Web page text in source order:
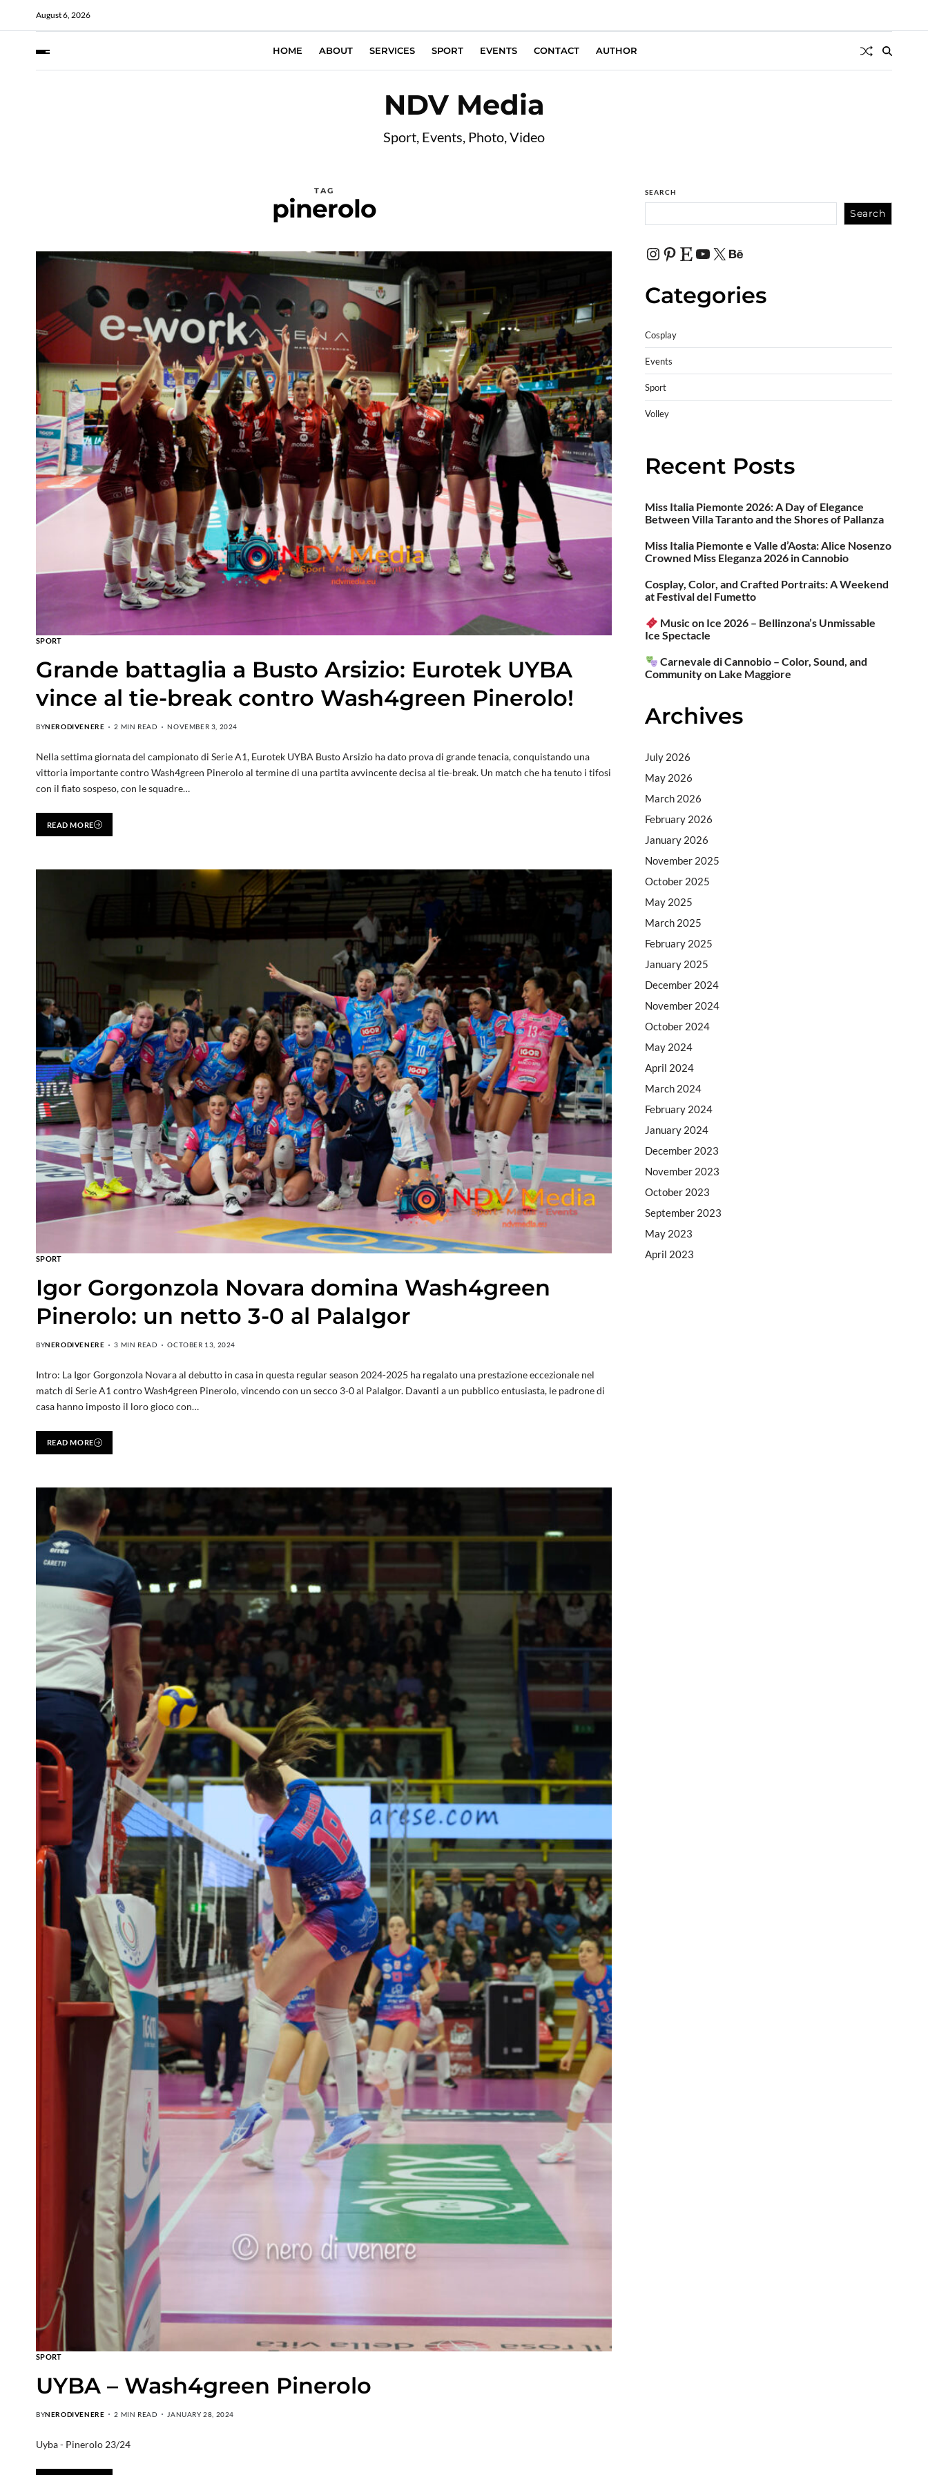
August 6, 2026
HOME ABOUT SERVICES SPORT EVENTS CONTACT AUTHOR
NDV Media
Sport, Events, Photo, Video
TAG
pinerolo
SPORT
Grande battaglia a Busto Arsizio: Eurotek UYBA
vince al tie-break contro Wash4green Pinerolo!
BYNERODIVENERE 2 MIN READ NOVEMBER 3, 2024
Nella settima giornata del campionato di Serie A1, Eurotek UYBA Busto Arsizio ha dato prova di grande tenacia, conquistando una
vittoria importante contro Wash4green Pinerolo al termine di una partita avvincente decisa al tie-break. Un match che ha tenuto i tifosi
con il fiato sospeso, con le squadre…
READ MORE
SPORT
Igor Gorgonzola Novara domina Wash4green
Pinerolo: un netto 3-0 al PalaIgor
BYNERODIVENERE 3 MIN READ OCTOBER 13, 2024
Intro: La Igor Gorgonzola Novara al debutto in casa in questa regular season 2024-2025 ha regalato una prestazione eccezionale nel
match di Serie A1 contro Wash4green Pinerolo, vincendo con un secco 3-0 al PalaIgor. Davanti a un pubblico entusiasta, le padrone di
casa hanno imposto il loro gioco con…
READ MORE
SPORT
UYBA – Wash4green Pinerolo
BYNERODIVENERE 2 MIN READ JANUARY 28, 2024
Uyba - Pinerolo 23/24
SEARCH
Search
Categories
Cosplay
Events
Sport
Volley
Recent Posts
Miss Italia Piemonte 2026: A Day of Elegance
Between Villa Taranto and the Shores of Pallanza
Miss Italia Piemonte e Valle d’Aosta: Alice Nosenzo
Crowned Miss Eleganza 2026 in Cannobio
Cosplay, Color, and Crafted Portraits: A Weekend
at Festival del Fumetto
Music on Ice 2026 – Bellinzona’s Unmissable
Ice Spectacle
Carnevale di Cannobio – Color, Sound, and
Community on Lake Maggiore
Archives
July 2026
May 2026
March 2026
February 2026
January 2026
November 2025
October 2025
May 2025
March 2025
February 2025
January 2025
December 2024
November 2024
October 2024
May 2024
April 2024
March 2024
February 2024
January 2024
December 2023
November 2023
October 2023
September 2023
May 2023
April 2023